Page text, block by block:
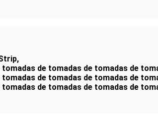
,
de tomadas de tomadas de
de tomadas de tomadas de
de tomadas de tomadas de